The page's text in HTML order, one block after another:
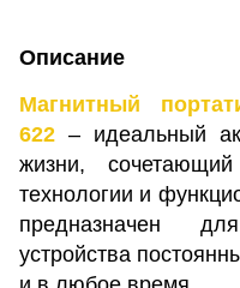
Описание
Магнитный
622 – идеальный
жизни,
технологии и
предназначен
устройства